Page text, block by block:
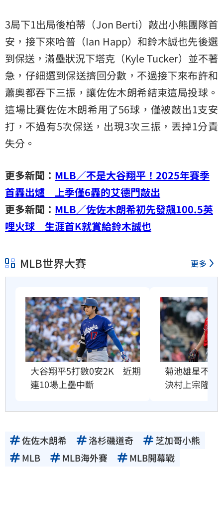
3局下1出局後柏蒂（Jon Berti）敲出小熊團隊首
安，接下來哈普（Ian Happ）和鈴木誠也先後選
到保送，滿壘狀況下塔克（Kyle Tucker）並不著
急，仔細選到保送擠回分數，不過接下來布許和
蕭奧都吞下三振，讓佐佐木朗希結束這局投球。
這場比賽佐佐木朗希用了56球，僅被敲出1支安
打，不過有5次保送，出現3次三振，丟掉1分責
失分。
更多新聞： MLB／不是大谷翔平！2025年賽季
首轟出爐 上季僅6轟的艾德門敲出
更多新聞： MLB／佐佐木朗希初先發飆100.5英
哩火球 生涯首K就賞給鈴木誠也
MLB世界大賽 更多
大谷翔平5打數0安2K　近期
連10場上壘中斷
菊池雄星不適
決村上宗隆1次
佐佐木朗希 洛杉磯道奇
芝加哥小熊
MLB
MLB海外賽 MLB開幕戰